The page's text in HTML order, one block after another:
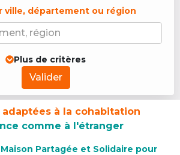
ville, département ou région
région
Plus de critères
Valider
adaptées à la cohabitation
comme à l'étranger
Partagée et Solidaire pour